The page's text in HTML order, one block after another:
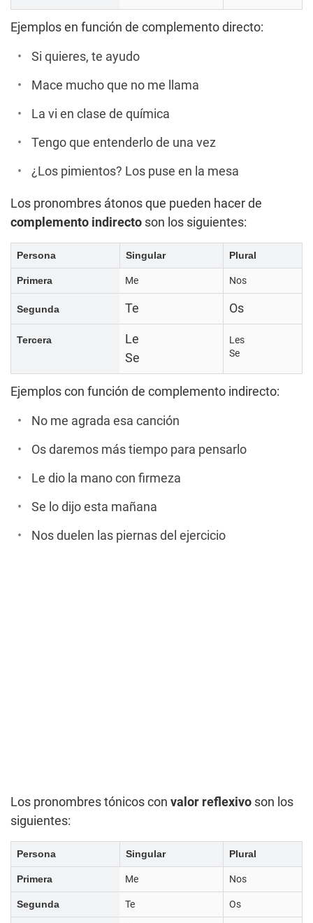
Ejemplos en función de complemento directo:
Si quieres, te ayudo
Mace mucho que no me llama
La vi en clase de química
Tengo que entenderlo de una vez
¿Los pimientos? Los puse en la mesa
Los pronombres átonos que pueden hacer de
complemento indirecto son los siguientes:
Persona Singular Plural
Primera Me Nos
Segunda Te Os
Tercera
Le
Se
Les
Se
Ejemplos con función de complemento indirecto:
No me agrada esa canción
Os daremos más tiempo para pensarlo
Le dio la mano con firmeza
Se lo dijo esta mañana
Nos duelen las piernas del ejercicio
Los pronombres tónicos con valor reflexivo son los
siguientes:
Persona Singular Plural
Primera Me Nos
Segunda Te Os